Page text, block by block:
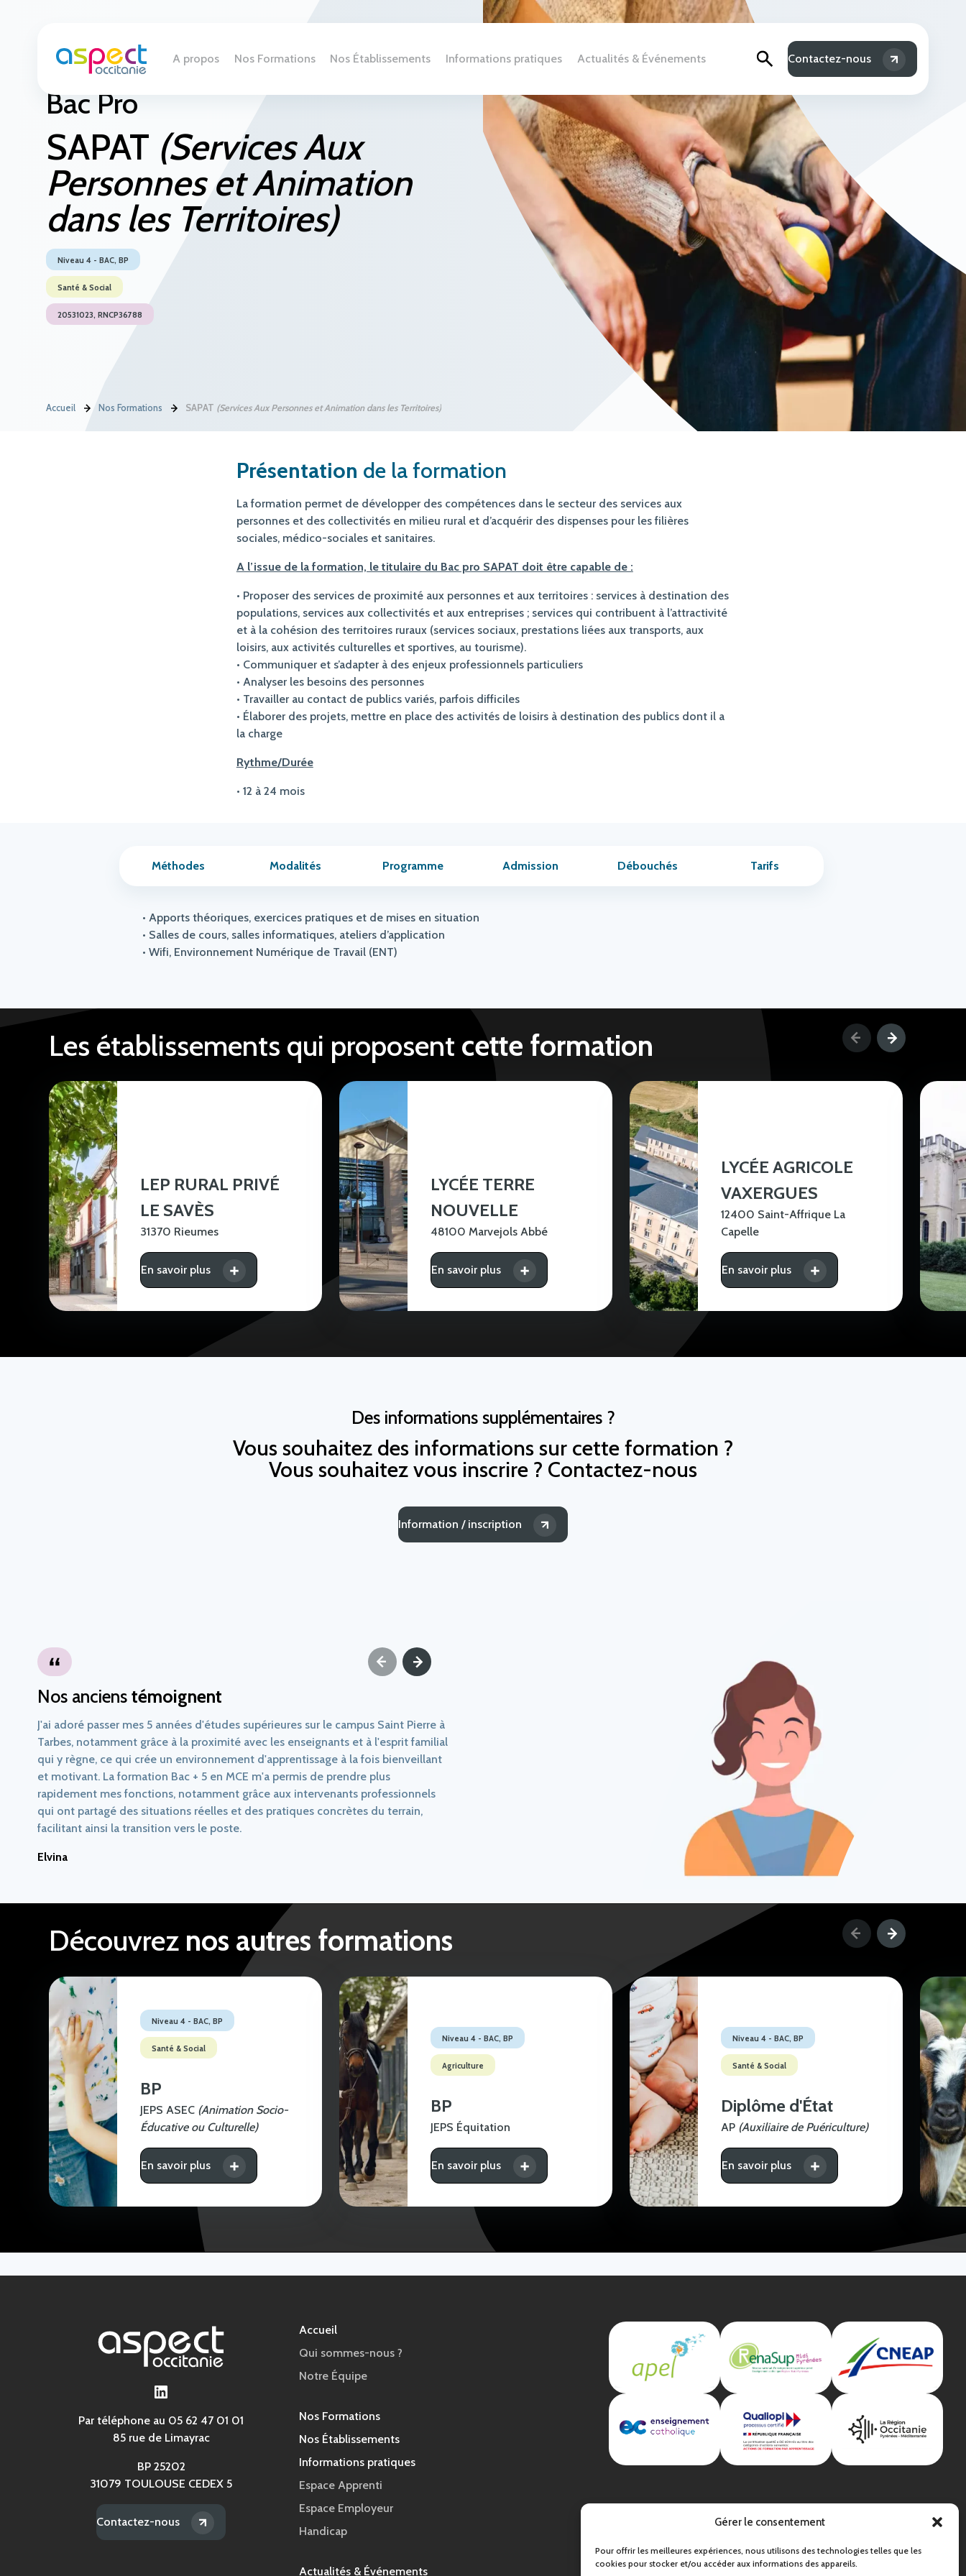
Gérer le consentement
Pour offrir les meilleures expériences, nous utilisons des technologies telles que les
cookies pour stocker et/ou accéder aux informations des appareils.
A propos Nos Formations Nos Établissements Informations pratiques Actualités & Événements Contactez-nous
SAPAT (Services Aux
Personnes et Animation
dans les Territoires)
Bac Pro
Niveau 4 - BAC, BP
Santé & Social
20531023, RNCP36788
Accueil Nos Formations SAPAT (Services Aux Personnes et Animation dans les Territoires)
Présentation de la formation
La formation permet de développer des compétences dans le secteur des services aux
personnes et des collectivités en milieu rural et d’acquérir des dispenses pour les filières
sociales, médico-sociales et sanitaires.
A l’issue de la formation, le titulaire du Bac pro SAPAT doit être capable de :
• Proposer des services de proximité aux personnes et aux territoires : services à destination des
populations, services aux collectivités et aux entreprises ; services qui contribuent à l’attractivité
et à la cohésion des territoires ruraux (services sociaux, prestations liées aux transports, aux
loisirs, aux activités culturelles et sportives, au tourisme).
• Communiquer et s’adapter à des enjeux professionnels particuliers
• Analyser les besoins des personnes
• Travailler au contact de publics variés, parfois difficiles
• Élaborer des projets, mettre en place des activités de loisirs à destination des publics dont il a
la charge
Rythme/Durée
• 12 à 24 mois
Méthodes Modalités Programme Admission Débouchés Tarifs
• Apports théoriques, exercices pratiques et de mises en situation
• Salles de cours, salles informatiques, ateliers d’application
• Wifi, Environnement Numérique de Travail (ENT)
Les établissements qui proposent cette formation
31370 Rieumes
LEP RURAL PRIVÉ
LE SAVÈS
En savoir plus
48100 Marvejols Abbé
LYCÉE TERRE
NOUVELLE
En savoir plus
12400 Saint-Affrique La
Capelle
LYCÉE AGRICOLE
VAXERGUES
En savoir plus
Des informations supplémentaires ?
Vous souhaitez des informations sur cette formation ?
Vous souhaitez vous inscrire ? Contactez-nous
Information / inscription
Nos anciens témoignent
J'ai adoré passer mes 5 années d'études supérieures sur le campus Saint Pierre à
Tarbes, notamment grâce à la proximité avec les enseignants et à l'esprit familial
qui y règne, ce qui crée un environnement d'apprentissage à la fois bienveillant
et motivant. La formation Bac + 5 en MCE m'a permis de prendre plus
rapidement mes fonctions, notamment grâce aux intervenants professionnels
qui ont partagé des situations réelles et des pratiques concrètes du terrain,
facilitant ainsi la transition vers le poste.
Elvina
Découvrez nos autres formations
JEPS ASEC (Animation Socio-
Éducative ou Culturelle)
BP
Niveau 4 - BAC, BP
Santé & Social
En savoir plus
JEPS Équitation
BP
Niveau 4 - BAC, BP
Agriculture
En savoir plus
AP (Auxiliaire de Puériculture)
Diplôme d'État
Niveau 4 - BAC, BP
Santé & Social
En savoir plus
LinkedIn
Par téléphone au 05 62 47 01 01
85 rue de Limayrac
BP 25202
31079 TOULOUSE CEDEX 5
Contactez-nous
Accueil
Qui sommes-nous ?
Notre Équipe
Nos Formations
Nos Établissements
Informations pratiques
Espace Apprenti
Espace Employeur
Handicap
Actualités & Événements